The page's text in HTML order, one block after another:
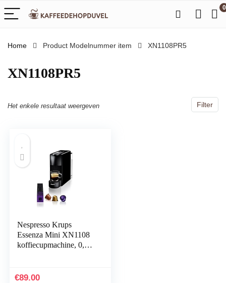
0
Home Product Modelnummer item ‎XN1108PR5
‎XN1108PR5
Filter
Het enkele resultaat weergeven
Nespresso Krups
Essenza Mini XN1108
koffiecupmachine, 0,6
modus, Zwart
€89.00